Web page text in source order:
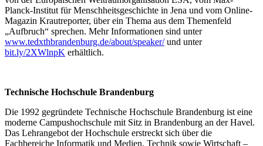
Planck-Institut für Menschheitsgeschichte in Jena und vom Online-
Magazin Krautreporter, über ein Thema aus dem Themenfeld
„Aufbruch“ sprechen. Mehr Informationen sind unter
www.tedxthbrandenburg.de/about/speaker/und unter
bit.ly/2XWlnpK erhältlich.
Technische Hochschule Brandenburg
Die 1992 gegründete Technische Hochschule Brandenburg ist eine
moderne Campushochschule mit Sitz in Brandenburg an der Havel.
Das Lehrangebot der Hochschule erstreckt sich über die
Fachbereiche Informatik und Medien, Technik sowie Wirtschaft –